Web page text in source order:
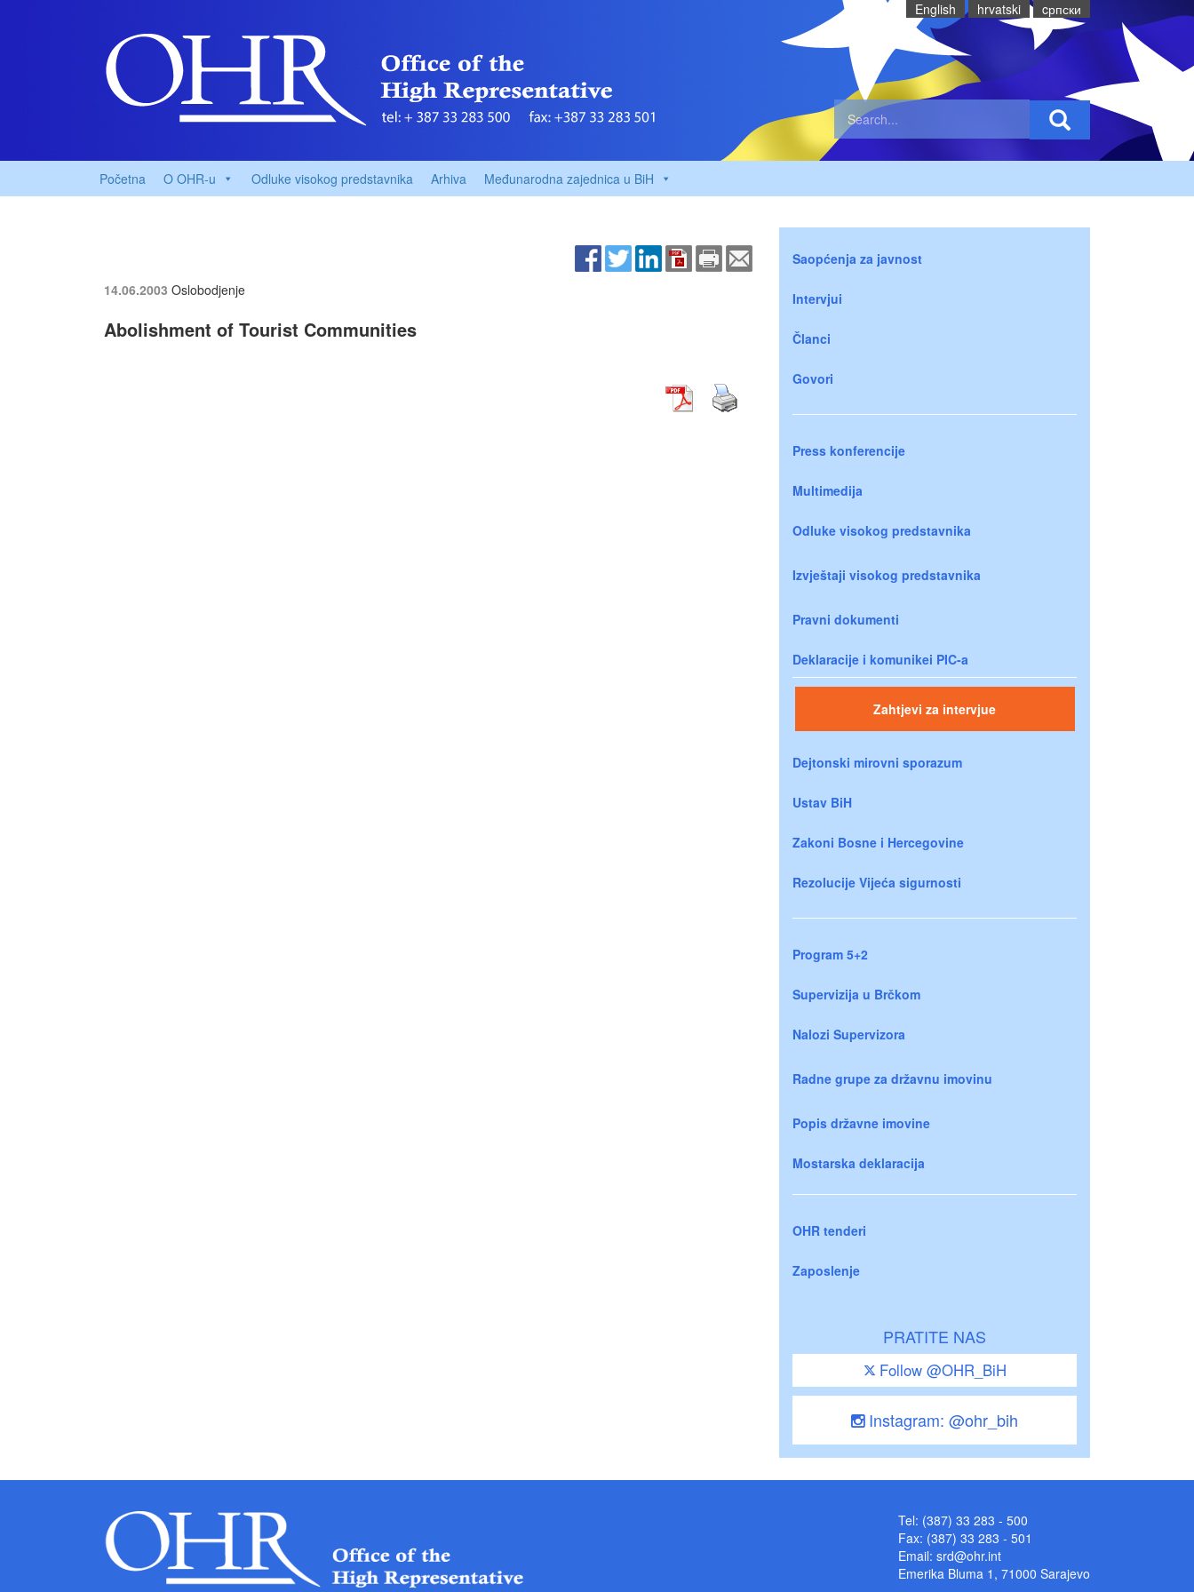
English hrvatski cрпски
Početna O OHR-u Odluke visokog predstavnika Arhiva Međunarodna zajednica u BiH
14.06.2003 Oslobodjenje
Abolishment of Tourist Communities
Saopćenja za javnost
Intervjui
Članci
Govori
Press konferencije
Multimedija
Odluke visokog predstavnika
Izvještaji visokog predstavnika
Pravni dokumenti
Deklaracije i komunikei PIC-a
Zahtjevi za intervjue
Dejtonski mirovni sporazum
Ustav BiH
Zakoni Bosne i Hercegovine
Rezolucije Vijeća sigurnosti
Program 5+2
Supervizija u Brčkom
Nalozi Supervizora
Radne grupe za državnu imovinu
Popis državne imovine
Mostarska deklaracija
OHR tenderi
Zaposlenje
PRATITE NAS
Follow @OHR_BiH
Instagram: @ohr_bih
Tel: (387) 33 283 - 500
Fax: (387) 33 283 - 501
Email: srd@ohr.int
Emerika Bluma 1, 71000 Sarajevo